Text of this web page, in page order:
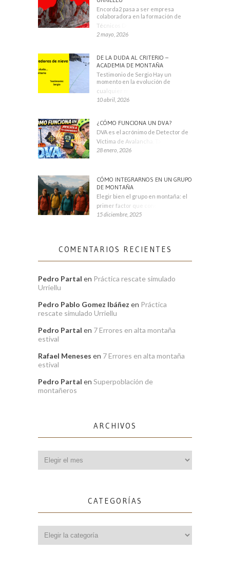
Encorda2 pasa a ser empresa
colaboradora en la formación de
Técnicos Deportivos
2 mayo, 2026
DE LA DUDA AL CRITERIO –
ACADEMIA DE MONTAÑA
Testimonio de Sergio Hay un
momento en la evolución de
cualquier montañero
10 abril, 2026
¿CÓMO FUNCIONA UN DVA?
DVA es el acrónimo de Detector de
Víctima de Avalancha. También se
28 enero, 2026
CÓMO INTEGRARNOS EN UN GRUPO
DE MONTAÑA
Elegir bien el grupo en montaña: el
primer factor que condiciona tu
15 diciembre, 2025
COMENTARIOS RECIENTES
Pedro Partal en Práctica rescate simulado
Urriellu
Pedro Pablo Gomez Ibáñez en Práctica
rescate simulado Urriellu
Pedro Partal en 7 Errores en alta montaña
estival
Rafael Meneses en 7 Errores en alta montaña
estival
Pedro Partal en Superpoblación de
montañeros
ARCHIVOS
CATEGORÍAS